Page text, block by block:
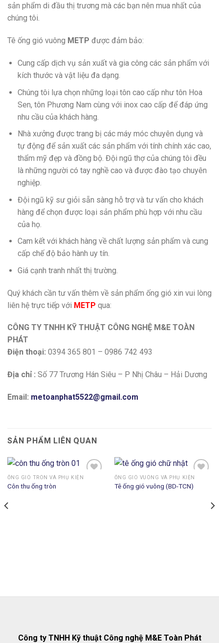
sản phẩm di đầu thị trương mà các bạn nên mua nhất của
chúng tôi.
Tê ống gió vuông METP được đảm bảo:
Cung cấp dịch vụ sản xuất và gia công các sản phẩm với
kích thước và vật liệu đa dạng.
Chúng tôi lựa chọn những loại tôn cao cấp như tôn Hoa
Sen, tôn Phương Nam cùng với inox cao cấp để đáp ứng
nhu cầu của khách hàng.
Nhà xưởng được trang bị các máy móc chuyên dụng và
tự động để sản xuất các sản phẩm với tính chính xác cao,
thẩm mỹ đẹp và đồng bộ. Đội ngũ thợ của chúng tôi đều
là những người có tay nghề cao và được đào tạo chuyên
nghiệp.
Đội ngũ kỹ sư giỏi sẵn sàng hỗ trợ và tư vấn cho khách
hàng để chọn được loại sản phẩm phù hợp với nhu cầu
của họ.
Cam kết với khách hàng về chất lượng sản phẩm và cung
cấp chế độ bảo hành uy tín.
Giá cạnh tranh nhất thị trường.
Quý khách cần tư vấn thêm về sản phẩm ống gió xin vui lòng
liên hệ trực tiếp với METP qua:
CÔNG TY TNHH KỸ THUẬT CÔNG NGHỆ M&E TOÀN
PHÁT
Điện thoại: 0394 365 801 – 0986 742 493
Địa chỉ : Số 77 Trương Hán Siêu – P Nhị Châu – Hải Dương
Email: metoanphat5522@gmail.com
SẢN PHẨM LIÊN QUAN
ỐNG GIÓ TRÒN VÀ PHỤ KIỆN
Côn thu ống tròn
ỐNG GIÓ VUÔNG VÀ PHỤ KIỆN
Tê ống gió vuông (BD-TCN)
Công ty TNHH Kỹ thuật Công nghệ M&E Toàn Phát